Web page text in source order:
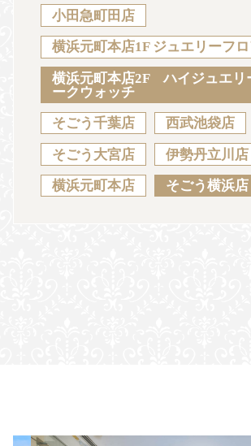
News Blog
Sustainability Voice Catalog
JA EN CH KO
小田急町田店
横浜元町本店1F ジュエリーフ
横浜元町本店2F ハイジュエリ
ークウォッチ
そごう千葉店 西武池袋店
そごう大宮店 伊勢丹立川店
横浜元町本店 そごう横浜店